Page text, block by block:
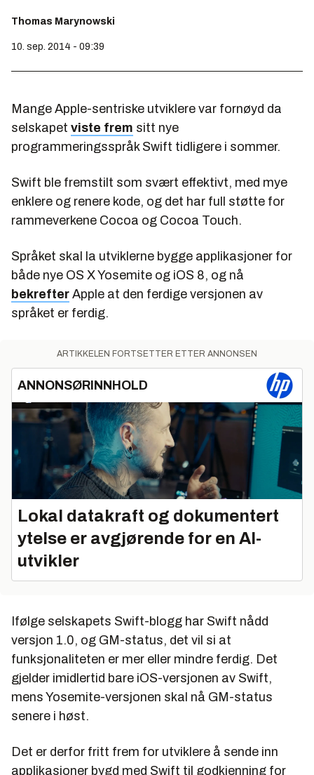
Thomas Marynowski
10. sep. 2014 - 09:39
Mange Apple-sentriske utviklere var fornøyd da
selskapet viste frem sitt nye
programmeringsspråk Swift tidligere i sommer.
Swift ble fremstilt som svært effektivt, med mye
enklere og renere kode, og det har full støtte for
rammeverkene Cocoa og Cocoa Touch.
Språket skal la utviklerne bygge applikasjoner for
både nye OS X Yosemite og iOS 8, og nå
bekrefter Apple at den ferdige versjonen av
språket er ferdig.
ARTIKKELEN FORTSETTER ETTER ANNONSEN
ANNONSØRINNHOLD
Lokal datakraft og dokumentert
ytelse er avgjørende for en AI-
utvikler
Ifølge selskapets Swift-blogg har Swift nådd
versjon 1.0, og GM-status, det vil si at
funksjonaliteten er mer eller mindre ferdig. Det
gjelder imidlertid bare iOS-versjonen av Swift,
mens Yosemite-versjonen skal nå GM-status
senere i høst.
Det er derfor fritt frem for utviklere å sende inn
applikasjoner bygd med Swift til godkjenning for